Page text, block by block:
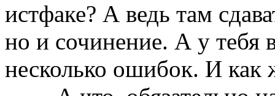
истфаке? А ведь там
но и сочинение. А у тебя
несколько ошибок. И как